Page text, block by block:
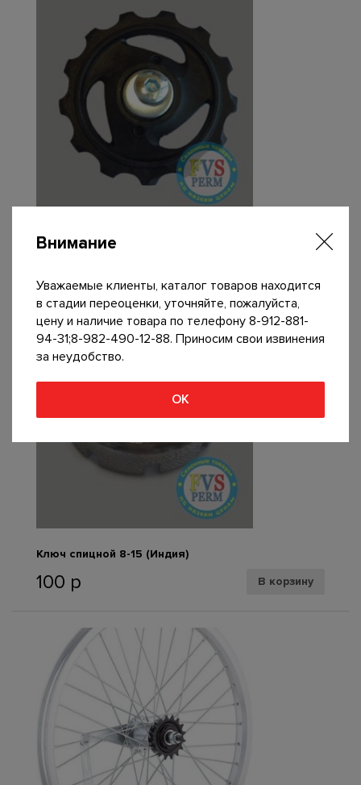
Ролик заднего переключателя 13Т большой
Ключ спицной 8-15 (Индия)
100 р В корзину
Внимание
Уважаемые клиенты, каталог товаров находится
в стадии переоценки, уточняйте, пожалуйста,
цену и наличие товара по телефону 8-912-881-
94-31;8-982-490-12-88. Приносим свои извинения
за неудобство.
ОК